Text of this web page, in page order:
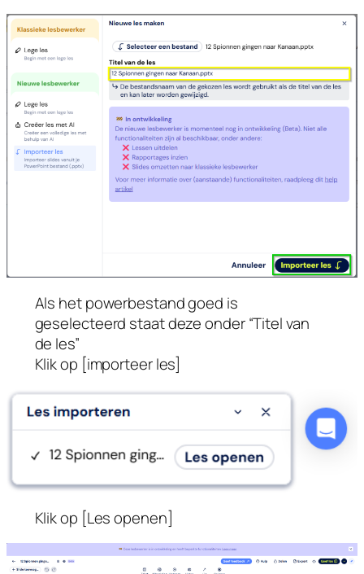
Als het powerbestand goed is
geselecteerd staat deze onder “Titel van
de les”
Klik op [importeer les]
Klik op [Les openen]